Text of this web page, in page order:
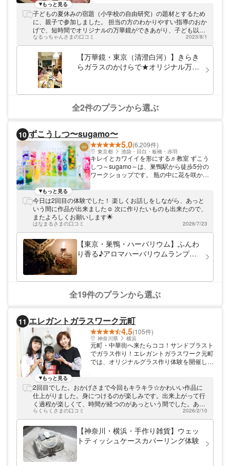
れしにくい醤油差し。機能性とデザイン性を
兼ね備えているので、この醤油差しはご自宅
用はもちろん、プレゼントにもピッタリで
す。ガラスを直接手で持たないので、お子さ
まも安心して体験することができます。
もっと見る
子どもの夏休みの宿題（小学校の自由研究）の題材とするため
に、親子で参加しました。 担当の方のわかりやすい指導のおか
げで、短時間でオリジナルの万華鏡ができあがり、子ども以上
に親が楽しめました。 70年以上の歴史ある工房を、３代目当
主が丁寧に説明•案内してくださり、世界に誇る日本のものづく
りの精神に触れ、大変有意義な経験となりました。 工房は駅か
ら近く便利なうえに、清澄庭園、深川江戸資料館やオシャレな
喫茶店も近く、タイムスリップしたような不思議な感覚も味わ
うことができました。
なるっちゃんさまの口コミ 2023/8/1
【万華鏡・東京（清澄白河）】きらき
らガラスのかけらで★オリジナル万華
全2件のプランから選ぶ
10 ずこうしつ〜sugamo〜
5.0(6,209件)
東京都 池袋・目白・板橋・赤羽
キレイとカワイイを形にする♬教室 ずこう
しつ～sugamo～は、巣鴨駅から徒歩5分の
ワークショップです。 瓶の中に花を咲かせ
ドル」などを作れます。 ※ハーバリウムを1
万本以上制作した経験豊富な講師が丁寧に教
えてくれるので、ものづくりに自信がない方
は「楽しむ事」を大切にしながら、リラック
スした空間でレッスンをご満喫いただけま
す。 お好みの花材で自由にデザインを作り
上げてゆく工程をお楽しみください。 ハー
300種類以上と!!!豊富にあり、お花に囲まれ
た空間でレッスンすることができます。 ※講
師が厳選した季節の花材を随時入荷しており
て、様々なデザインを作ることができます。
巣鴨駅から池袋駅までは電車で5分なので、
乙女ロードやサンシャイン水族館などへのア
クセスも良好です。 当教室の徒歩圏内には
「巣鴨地蔵通り商店街」をはじめ、モダンで
閑静な日帰り温泉「東京染井温泉
できる散策スポットが充実しています。 み
なさまのお越しを心よりお待ちしておりま
す。
もっと見る
今日は2回目の体験でした！ 楽しくお話しをしながら、あっと
いう間に作品が出来ました☺️ 次に作りたいものも出来たので、
またよろしくお願いします🌟
はなまるさまの口コミ 2026/7/23
【東京・巣鴨・ハーバリウム】ふんわ
り香る♪アロマハーバリウムランプ（1
全19件のプランから選ぶ
11 エレガントガラスワーク元町
4.5(105件)
神奈川県 横浜
元町・中華街へ来たらココ！サンドブラスト
でガラス作り！エレガントガラスワーク元町
では、オリジナルグラス作り体験を開催して
に。当店は、観光やショッピングにも便利な
元町・中華街エリアにございます。「石川町
駅」から徒歩5分「元町・中華街駅」から徒
歩8分ほどです。お気軽にお越しください。
もっと見る
2回目でした。おかげさまで今回もキラキラ☆かわいい作品に
仕上がりました。身につけるのが楽しみです。出来上がって行
く過程が楽しくて、時間が経つのがあっという間でした。あり
がとうございました。
らくらくさまの口コミ 2026/2/10
【神奈川・横浜・手作り雑貨】ウェッ
トティッシュケースカバーリング体験